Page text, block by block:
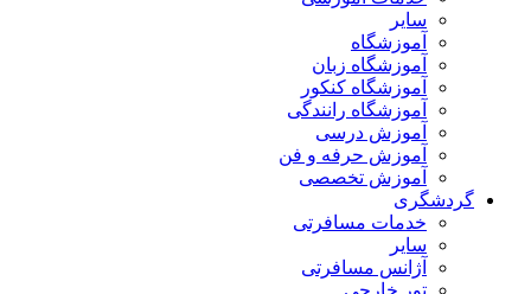
سایر
آموزشگاه
آموزشگاه زبان
آموزشگاه کنکور
آموزشگاه رانندگی
آموزش درسی
آموزش حرفه و فن
آموزش تخصصی
گردشگری
خدمات مسافرتی
سایر
آژانس مسافرتی